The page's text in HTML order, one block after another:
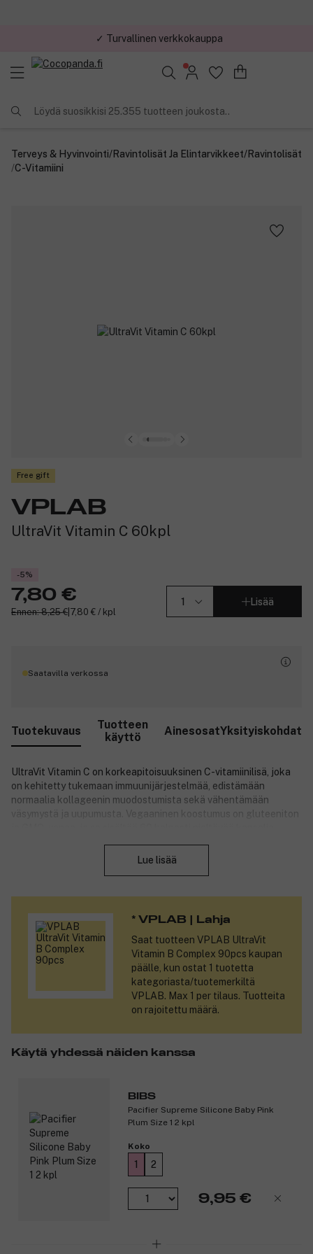
Löydä suosikkisi 25.355 tuotteen joukosta..
Terveys & Hyvinvointi/Ravintolisät Ja Elintarvikkeet/Ravintolisät
/C-Vitamiini
Free gift
VPLAB
UltraVit Vitamin C 60kpl
-5%
7,80 €
Ennen: 8,25 € 7,80 € / kpl
Lisää
Saatavilla verkossa
Tuotekuvaus
Tuotteen
käyttö
AinesosatYksityiskohdat
UltraVit Vitamin C on korkeapitoisuuksinen C-vitamiinilisä, joka
on kehitetty tukemaan immuunijärjestelmää, edistämään
normaalia kollageenin muodostumista sekä vähentämään
väsymystä ja uupumusta. Vegaaninen koostumus on gluteeniton
ruusunmarjauutetta. C-vitamiini auttaa suojaamaan soluja
oksidatiiviselta stressiltä, tukee immuunijärjestelmän normaalia
Ruusunmarjauute täydentää koostumusta ja tarjoaa
lisäantioksidanttista tukea.
Tuotenumero:
Lue lisää
* VPLAB | Lahja
Saat tuotteen VPLAB UltraVit
Vitamin B Complex 90pcs kaupan
päälle, kun ostat 1 tuotetta
kategoriasta/tuotemerkiltä
VPLAB. Max 1 per tilaus. Tuotteita
on rajoitettu määrä.
Käytä yhdessä näiden kanssa
BIBS
Pacifier Supreme Silicone Baby Pink
Plum Size 1 2 kpl
Koko
1 2
9,95 €